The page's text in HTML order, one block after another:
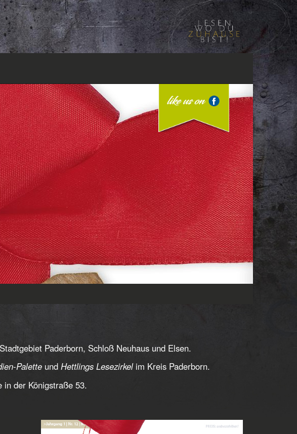
Paderborn, Schloß Neuhaus und Elsen.
Paletteund Hettlings Lesezirkelim Kreis Paderborn.
in der Königstraße 53.